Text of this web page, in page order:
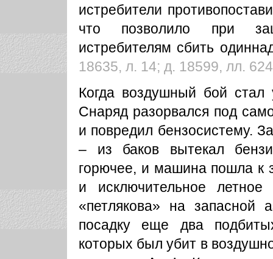
истребители
что позволило при
истребителям сбить
18635, л. 14; д. 18599, лл.
Когда воздушный бой стал
Снаряд разорвался под
и повредил бензосистему.
– из баков вытекал
горючее, и машина пошла к
и исключительное
«петлякова» на запасной
посадку еще два
которых был убит в